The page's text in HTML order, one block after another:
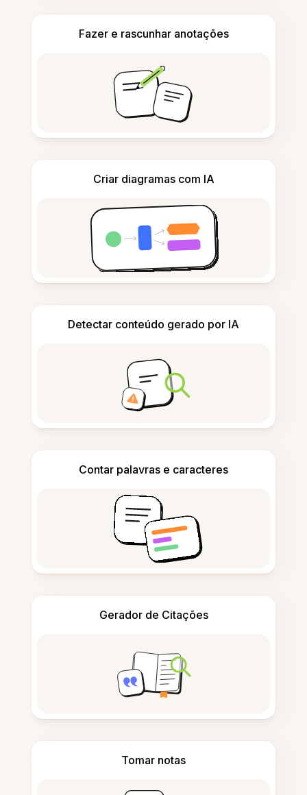
Fazer e rascunhar anotações
Criar diagramas com IA
Detectar conteúdo gerado por IA
Contar palavras e caracteres
Gerador de Citações
Tomar notas